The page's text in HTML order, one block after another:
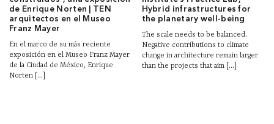
de Enrique Norten | TEN
arquitectos en el Museo
Franz Mayer
En el marco de su más reciente
exposición en el Museo Franz Mayer
de la Ciudad de México, Enrique
Norten [...]
Hybrid infrastructures for
the planetary well-being
The scale needs to be balanced.
Negative contributions to climate
change in architecture remain larger
than the projects that aim [...]